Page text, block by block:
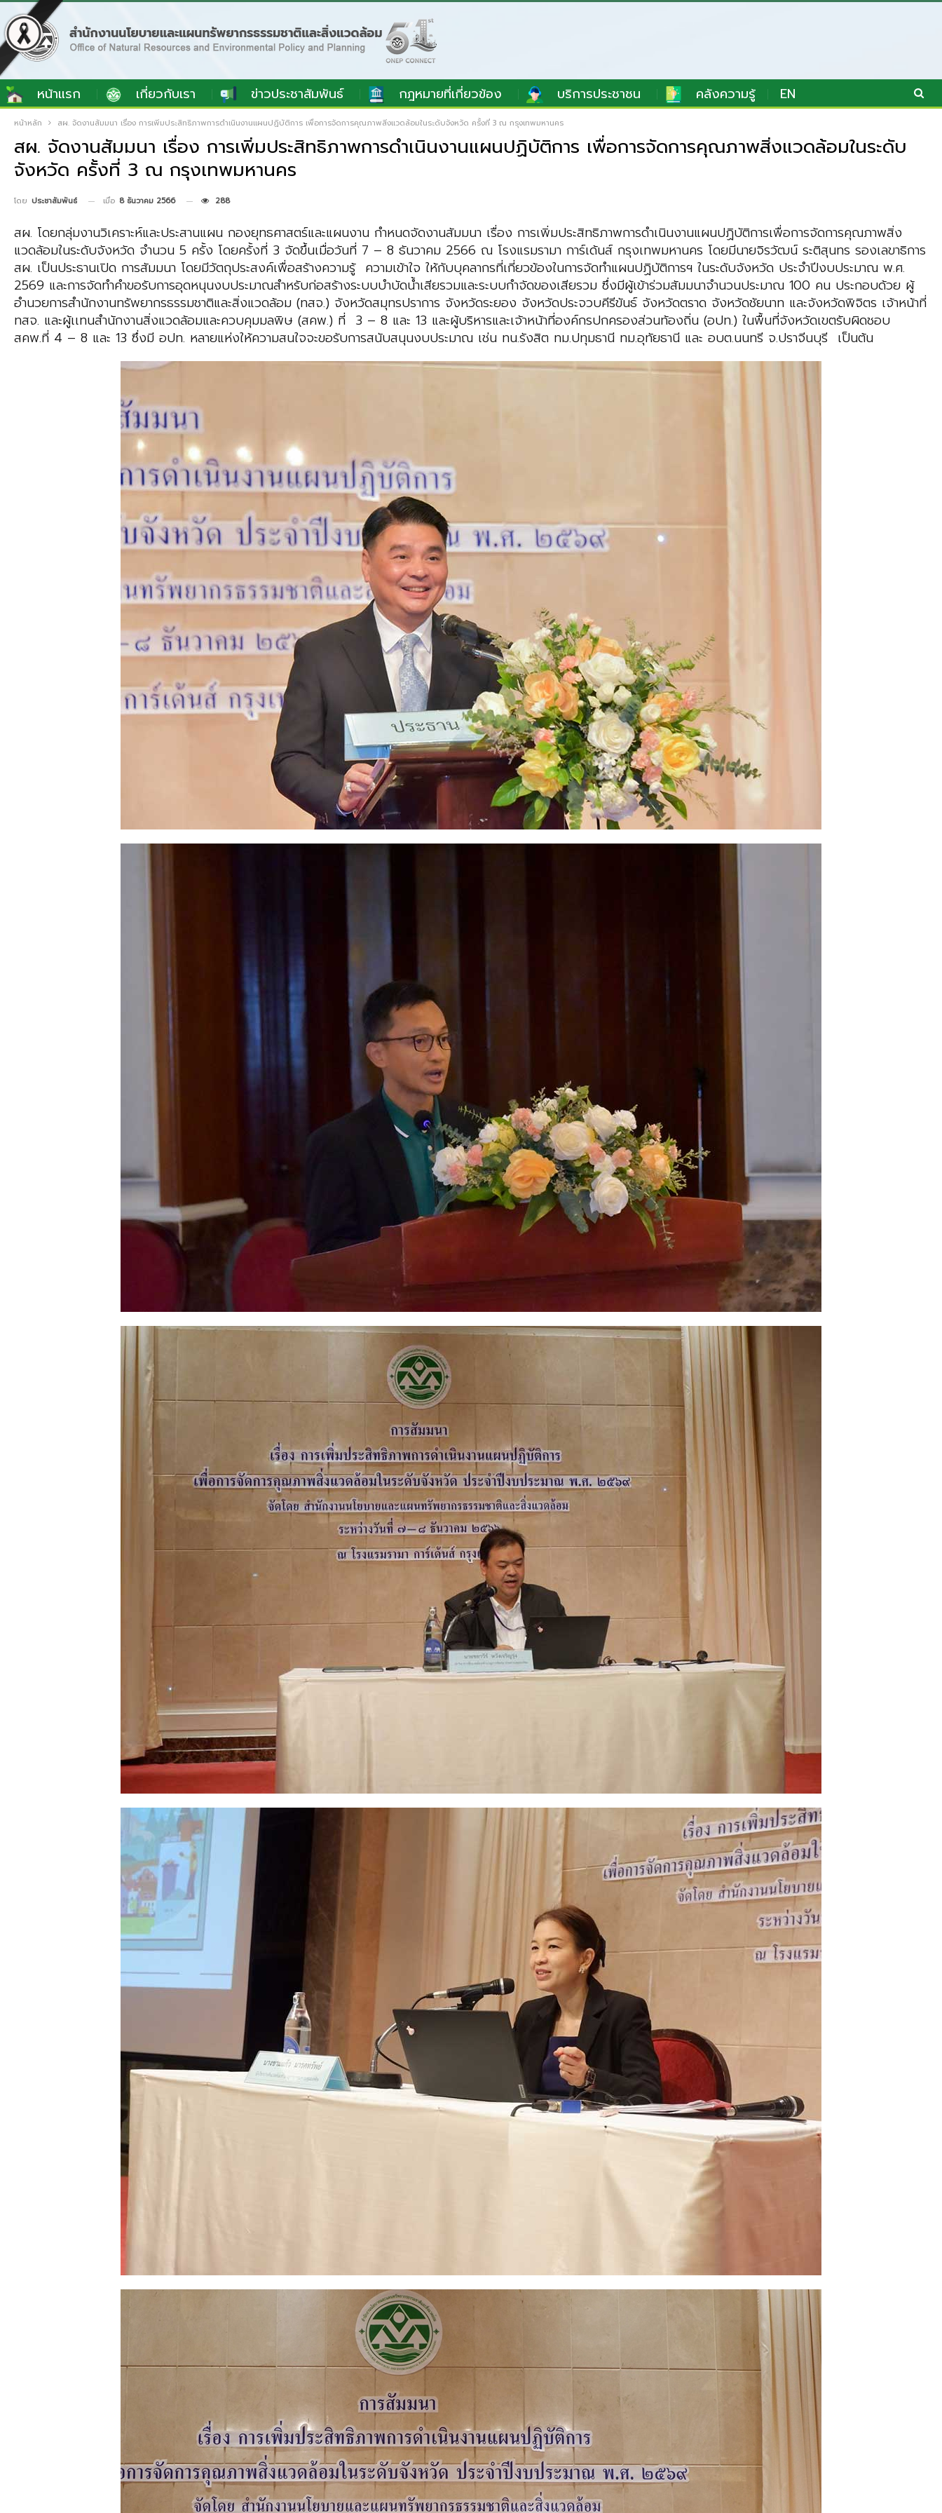
หน้าแรก เกี่ยวกับเรา ข่าวประชาสัมพันธ์ กฎหมายที่เกี่ยวข้อง บริการประชาชน คลังความรู้ EN
หน้าหลัก สผ. จัดงานสัมมนา เรื่อง การเพิ่มประสิทธิภาพการดำเนินงานแผนปฏิบัติการ เพื่อการจัดการคุณภาพสิ่งแวดล้อมในระดับจังหวัด ครั้งที่ 3 ณ กรุงเทพมหานคร
สผ. จัดงานสัมมนา เรื่อง การเพิ่มประสิทธิภาพการดำเนินงานแผนปฏิบัติการ เพื่อการจัดการคุณภาพสิ่งแวดล้อมในระดับ
จังหวัด ครั้งที่ 3 ณ กรุงเทพมหานคร
โดย ประชาสัมพันธ์ เมื่อ 8 ธันวาคม 2566 288
สผ. โดยกลุ่มงานวิเคราะห์และประสานแผน กองยุทธศาสตร์และแผนงาน กำหนดจัดงานสัมมนา เรื่อง การเพิ่มประสิทธิภาพการดำเนินงานแผนปฏิบัติการเพื่อการจัดการคุณภาพสิ่ง
แวดล้อมในระดับจังหวัด จำนวน 5 ครั้ง โดยครั้งที่ 3 จัดขึ้นเมื่อวันที่ 7 – 8 ธันวาคม 2566 ณ โรงแรมรามา การ์เด้นส์ กรุงเทพมหานคร โดยมีนายจิรวัฒน์ ระติสุนทร รองเลขาธิการ
สผ. เป็นประธานเปิด การสัมมนา โดยมีวัตถุประสงค์เพื่อสร้างความรู้ ความเข้าใจ ให้กับบุคลากรที่เกี่ยวข้องในการจัดทำแผนปฏิบัติการฯ ในระดับจังหวัด ประจำปีงบประมาณ พ.ศ.
2569 และการจัดทำคำขอรับการอุดหนุนงบประมาณสำหรับก่อสร้างระบบบำบัดน้ำเสียรวมและระบบกำจัดของเสียรวม ซึ่งมีผู้เข้าร่วมสัมมนาจำนวนประมาณ 100 คน ประกอบด้วย ผู้
อำนวยการสำนักงานทรัพยากรธรรมชาติและสิ่งแวดล้อม (ทสจ.) จังหวัดสมุทรปราการ จังหวัดระยอง จังหวัดประจวบคีรีขันธ์ จังหวัดตราด จังหวัดชัยนาท และจังหวัดพิจิตร เจ้าหน้าที่
ทสจ. และผู้เเทนสำนักงานสิ่งแวดล้อมและควบคุมมลพิษ (สคพ.) ที่ 3 – 8 และ 13 และผู้บริหารและเจ้าหน้าที่องค์กรปกครองส่วนท้องถิ่น (อปท.) ในพื้นที่จังหวัดเขตรับผิดชอบ
สคพ.ที่ 4 – 8 และ 13 ซึ่งมี อปท. หลายแห่งให้ความสนใจจะขอรับการสนับสนุนงบประมาณ เช่น ทน.รังสิต ทม.ปทุมธานี ทม.อุทัยธานี และ อบต.นนทรี จ.ปราจีนบุรี เป็นต้น